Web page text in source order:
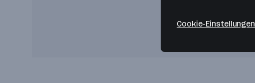
Cookie-Einstellungen